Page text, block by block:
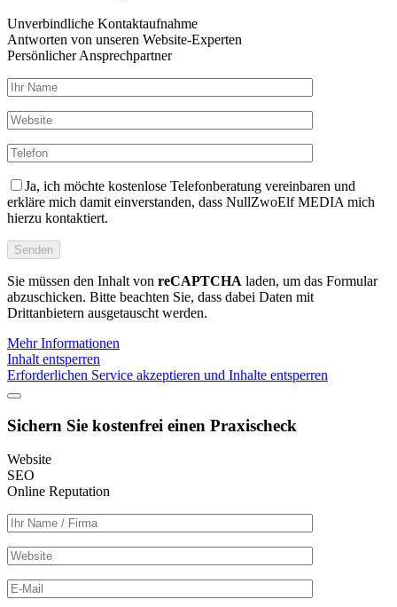
Unverbindliche Kontaktaufnahme
Antworten von unseren Website-Experten
Persönlicher Ansprechpartner
Ja, ich möchte kostenlose Telefonberatung vereinbaren und
erkläre mich damit einverstanden, dass NullZwoElf MEDIA mich
hierzu kontaktiert.
Sie müssen den Inhalt von reCAPTCHA laden, um das Formular
abzuschicken. Bitte beachten Sie, dass dabei Daten mit
Drittanbietern ausgetauscht werden.
Mehr Informationen
Inhalt entsperren
Erforderlichen Service akzeptieren und Inhalte entsperren
Sichern Sie kostenfrei einen Praxischeck
Website
SEO
Online Reputation